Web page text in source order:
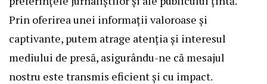
Prin oferirea unei informații valoroase și
captivante, putem atrage atenția și interesul
mediului de presă, asigurându-ne că mesajul
nostru este transmis eficient și cu impact.